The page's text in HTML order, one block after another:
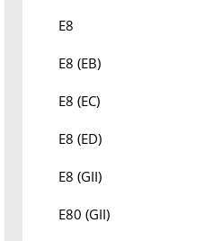
E8
E8 (EB)
E8 (EC)
E8 (ED)
E8 (GII)
E80 (GII)